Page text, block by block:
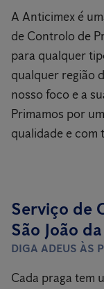
A Anticimex é
de Controlo de
para qualquer
qualquer região
nosso foco e a
Primamos por
qualidade e com
Serviço de
São João
DIGA ADEUS ÀS
Cada praga tem